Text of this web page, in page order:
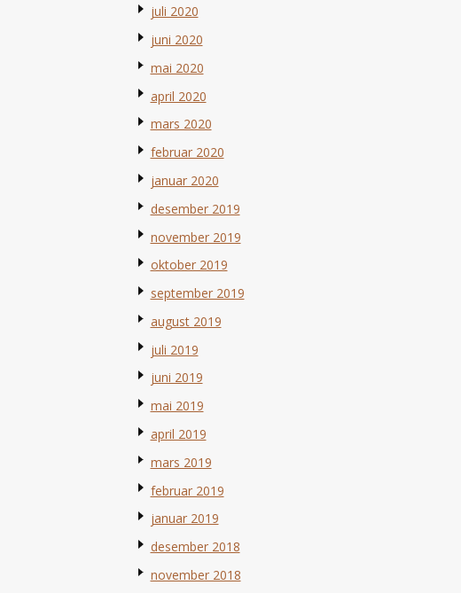
juli 2020
juni 2020
mai 2020
april 2020
mars 2020
februar 2020
januar 2020
desember 2019
november 2019
oktober 2019
september 2019
august 2019
juli 2019
juni 2019
mai 2019
april 2019
mars 2019
februar 2019
januar 2019
desember 2018
november 2018